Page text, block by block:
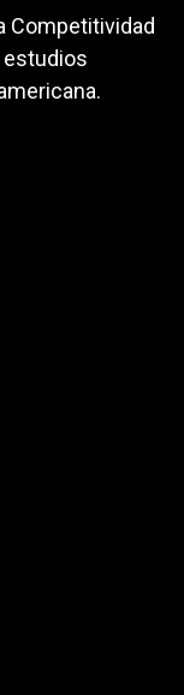
Competitividad
estudios